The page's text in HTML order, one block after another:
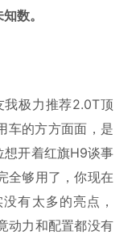
数。
极力推荐2.0T顶
车的方方面面，是
想开着红旗H9谈事
全够用了，你现在
有太多的亮点，
动力和配置都没有